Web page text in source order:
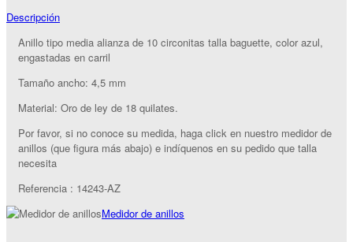
Descripción
Anillo tipo media alianza de 10 circonitas talla baguette, color azul,
engastadas en carril
Tamaño ancho: 4,5 mm
Material: Oro de ley de 18 quilates.
Por favor, si no conoce su medida, haga click en nuestro medidor de
anillos (que figura más abajo) e indíquenos en su pedido que talla
necesita
Referencia : 14243-AZ
Medidor de anillos